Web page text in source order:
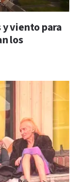
viento para
los